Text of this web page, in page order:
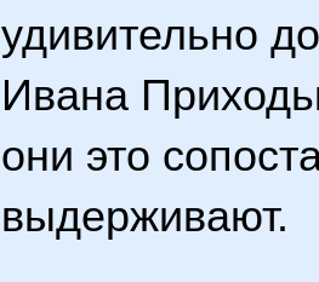
удивительно
Ивана
они это
выдерживают.